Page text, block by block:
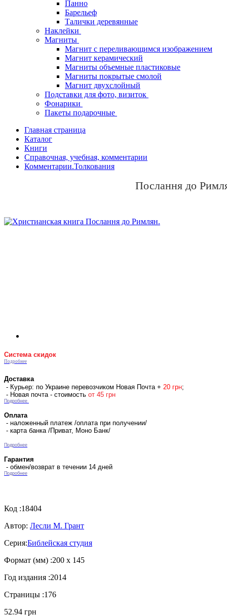
Панно
Барельеф
Талички деревянные
Наклейки
Магниты
Магнит с переливающимся изображением
Магнит керамический
Магниты объемные пластиковые
Магниты покрытые смолой
Магнит двухслойный
Подставки для фото, визиток
Фонарики
Пакеты подарочные
Главная страница
Каталог
Книги
Справочная, учебная, комментарии
Комментарии.Толкования
Послання до
Система скидок
Подробнее
Доставка
- Курьер: по Украине перевозчиком Новая Почта + 20 грн;
- Новая почта - стоимость от 45 грн
Подробнее
Оплата
- наложенный платеж /оплата при получении/
- карта банка /Приват, Моно Банк/
Подробнее
Гарантия
- обмен/возврат в течении 14 дней
Подробнее
Код :18404
Автор: Лесли М. Грант
Серия:Библейская студия
Формат (мм) :200 х 145
Год издания :2014
Страницы :176
52.94 грн